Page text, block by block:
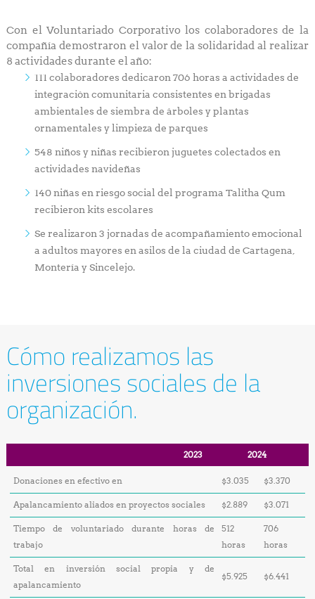
Con el Voluntariado Corporativo los colaboradores de la
compañía demostraron el valor de la solidaridad al realizar
8 actividades durante el año:
111 colaboradores dedicaron 706 horas a actividades de
integración comunitaria consistentes en brigadas
ambientales de siembra de árboles y plantas
ornamentales y limpieza de parques
548 niños y niñas recibieron juguetes colectados en
actividades navideñas
140 niñas en riesgo social del programa Talitha Qum
recibieron kits escolares
Se realizaron 3 jornadas de acompañamiento emocional
a adultos mayores en asilos de la ciudad de Cartagena,
Montería y Sincelejo.
Cómo realizamos las
inversiones sociales de la
organización.
2023 2024
Donaciones en efectivo en $3.035 $3.370
Apalancamiento aliados en proyectos sociales $2.889 $3.071
Tiempo de voluntariado durante horas de
trabajo
512
horas
706
horas
Total en inversión social propia y de
apalancamiento
$5.925 $6.441